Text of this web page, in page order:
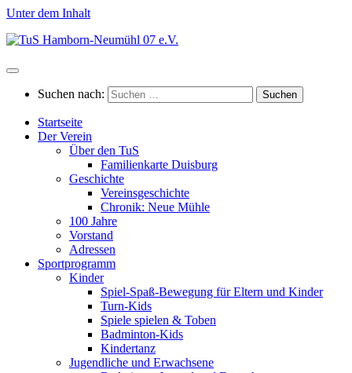
Unter dem Inhalt
Suchen nach:
Startseite
Der Verein
Über den TuS
Familienkarte Duisburg
Geschichte
Vereinsgeschichte
Chronik: Neue Mühle
100 Jahre
Vorstand
Adressen
Sportprogramm
Kinder
Spiel-Spaß-Bewegung für Eltern und Kinder
Turn-Kids
Spiele spielen & Toben
Badminton-Kids
Kindertanz
Jugendliche und Erwachsene